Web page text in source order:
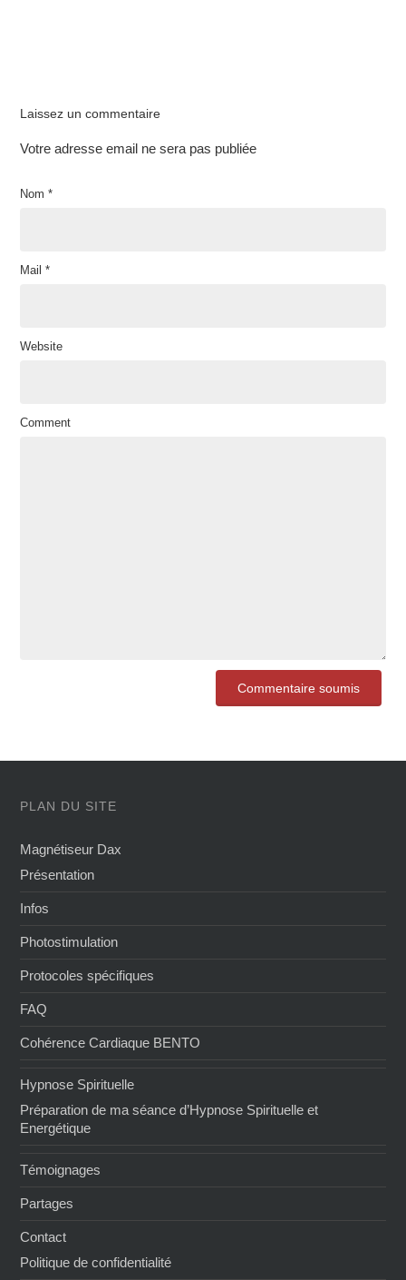
Laissez un commentaire
Votre adresse email ne sera pas publiée
Nom*
Mail*
Website
Comment
PLAN DU SITE
Magnétiseur Dax
Présentation
Infos
Photostimulation
Protocoles spécifiques
FAQ
Cohérence Cardiaque BENTO
Hypnose Spirituelle
Préparation de ma séance d’Hypnose Spirituelle et
Energétique
Témoignages
Partages
Contact
Politique de confidentialité